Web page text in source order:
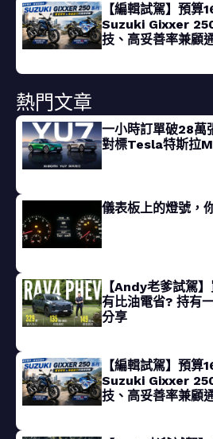
【編輯試駕】預算
Suzuki Gixxer
技、高妥善率兼顧
熱門文章
一小時訂單破28
對標Tesla特斯拉
儀表板上的燈號，
【Andy老爹試駕
有比油電省? 持有
分享
【編輯試駕】預算
Suzuki Gixxer
技、高妥善率兼顧